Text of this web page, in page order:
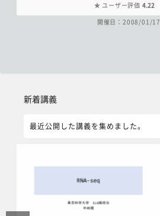
ユーザー評価 4.22
開催日：2008/01/17
新着講義
最近公開した講義を集めました。